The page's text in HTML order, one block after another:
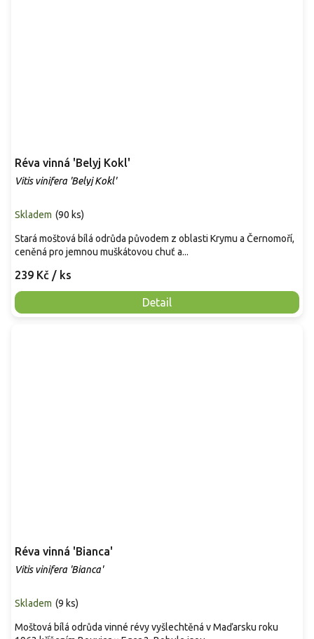
Réva vinná 'Belyj Kokl'
Vitis vinifera 'Belyj Kokl'
Skladem (90 ks)
239 Kč / ks
Detail
Stará moštová bílá odrůda původem z oblasti Krymu a Černomoří,
ceněná pro jemnou muškátovou chuť a...
Réva vinná 'Bianca'
Vitis vinifera 'Bianca'
Skladem (9 ks)
Moštová bílá odrůda vinné révy vyšlechtěná v Maďarsku roku